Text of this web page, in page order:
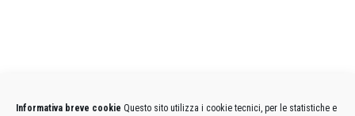
Informativa breve cookie Questo sito utilizza i cookie tecnici, per le statistiche e